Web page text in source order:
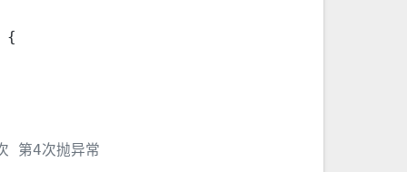
{
第4次抛异常